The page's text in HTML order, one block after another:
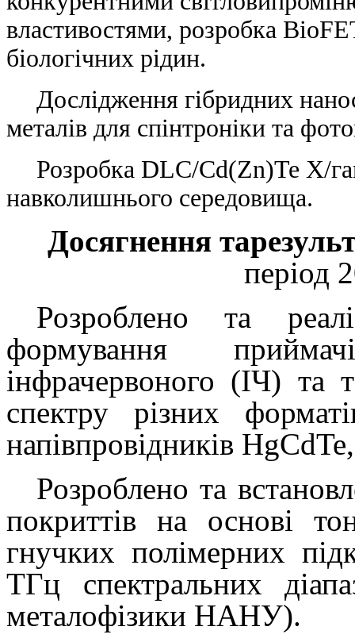
властивостями, розробка
біологічних рідин.
Дослідження гібридних
металів для спінтроніки та
Розробка DLC/Cd(Zn)Te X/
навколишнього середовища.
Досягнення та
період
Розроблено та
формування
інфрачервоного (ІЧ) та
спектру різних
напівпровідників HgCdTe
Розроблено та
покриттів на основі
гнучких полімерних
ТГц спектральних
металофізики НАНУ).